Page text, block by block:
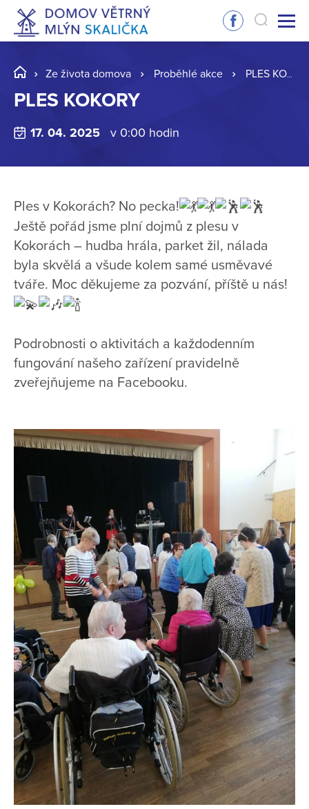
Ze života domova Proběhlé akce PLES KOKORY
PLES KOKORY
17. 04. 2025 v 0:00 hodin
Ples v Kokorách? No pecka!
Ještě pořád jsme plní dojmů z plesu v
Kokorách – hudba hrála, parket žil, nálada
byla skvělá a všude kolem samé usměvavé
tváře. Moc děkujeme za pozvání, příště u nás!
Podrobnosti o aktivitách a každodenním
fungování našeho zařízení pravidelně
zveřejňujeme na Facebooku.